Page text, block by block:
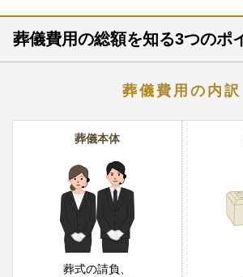
葬儀費用の総額を知る3つのポ
葬儀費用の内訳
葬儀本体
葬式の請負、